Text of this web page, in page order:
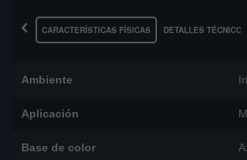
‹ CARACTERÍSTICAS FÍSICAS DETALLES TÉCNICOS
Ambiente
Aplicación
Base de color